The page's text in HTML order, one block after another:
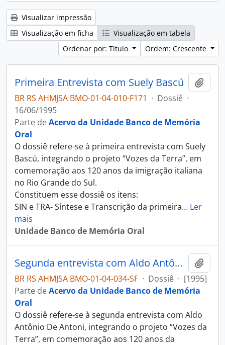
Visualizar impressão
Visualização em ficha
Visualização em tabela
Ordenar por: Título
Ordem: Crescente
Primeira Entrevista com Suely Bascú
BR RS AHMJSA BMO-01-04-010-F171 · Dossiê ·
16/06/1995
Parte deAcervo da Unidade Banco de Memória
Oral
O dossiê refere-se à primeira entrevista com Suely
Bascú, integrando o projeto “Vozes da Terra”, em
comemoração aos 120 anos da imigração italiana
no Rio Grande do Sul.
Constituem esse dossiê os itens:
SIN e TRA- Síntese e Transcrição da primeira… Ler
mais
Unidade Banco de Memória Oral
Segunda entrevista com Aldo Antônio De Antoni
BR RS AHMJSA BMO-01-04-034-SF · Dossiê · [1995]
Parte deAcervo da Unidade Banco de Memória
Oral
O dossiê refere-se à segunda entrevista com Aldo
Antônio De Antoni, integrando o projeto “Vozes da
Terra”, em comemoração aos 120 anos da